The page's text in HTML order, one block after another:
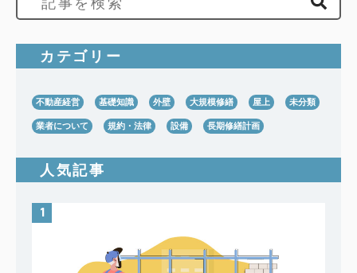
カテゴリー
不動産経営 基礎知識 外壁 大規模修繕 屋上 未分類
業者について 規約・法律 設備 長期修繕計画
人気記事